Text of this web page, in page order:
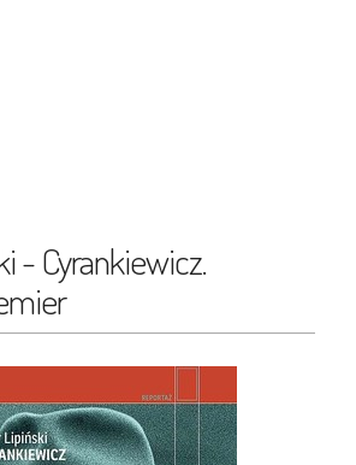
- Cyrankiewicz.